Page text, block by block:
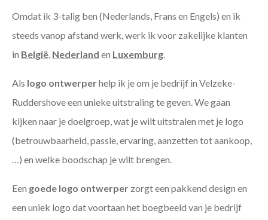
Omdat ik 3-talig ben (Nederlands, Frans en Engels) en ik
steeds vanop afstand werk, werk ik voor zakelijke klanten
in België, Nederland en Luxemburg.
Als logo ontwerperhelp ik je om je bedrijf in Velzeke-
Ruddershove een unieke uitstraling te geven. We gaan
kijken naar je doelgroep, wat je wilt uitstralen met je logo
(betrouwbaarheid, passie, ervaring, aanzetten tot aankoop,
…) en welke boodschap je wilt brengen.
Een goede logo ontwerper zorgt een pakkend design en
een uniek logo dat voortaan het boegbeeld van je bedrijf